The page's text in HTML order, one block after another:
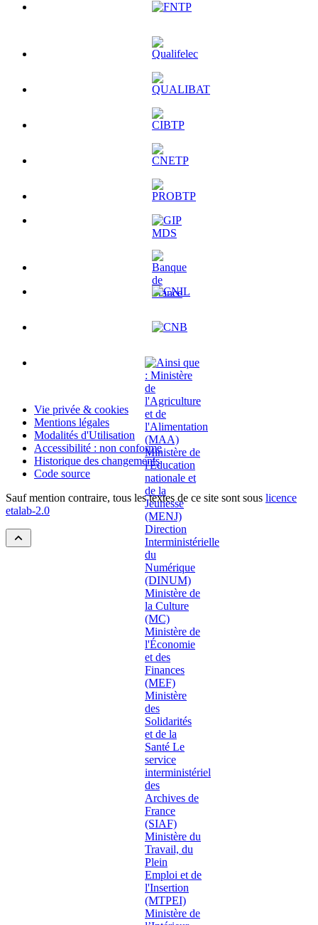
Vie privée & cookies
Mentions légales
Modalités d'Utilisation
Accessibilité : non conforme
Historique des changements
Code source
Sauf mention contraire, tous les textes de ce site sont sous licence
etalab-2.0